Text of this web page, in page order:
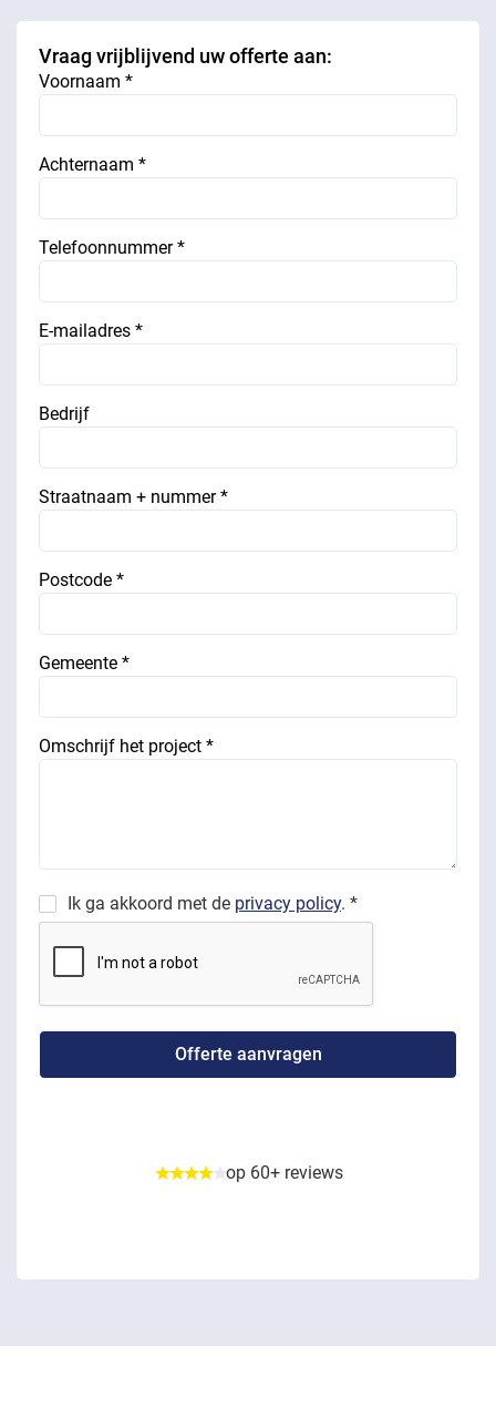
Vraag vrijblijvend uw offerte aan:
Voornaam *
Achternaam *
Telefoonnummer *
E-mailadres *
Bedrijf
Straatnaam + nummer *
Postcode *
Gemeente *
Omschrijf het project *
Ik ga akkoord met de privacy policy. *
op 60+ reviews